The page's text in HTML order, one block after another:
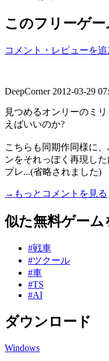
このフリーゲ
コメント・レビューを追
DeepCorner 2012-03-29
見つめるオンリーのミ
えばいいのか?
こちらも同期作同様に
ンをそれっぽく再現し
プレ...(省略されました)
→もっとコメントを見る
似た無料ゲーム
#戦車
#ツクール
#車
#TS
#AI
ダウンロード
Windows